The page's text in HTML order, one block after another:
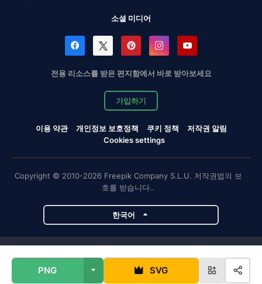
PNG SVG
소셜 미디어
전용 리소스를 받은 편지함에서 바로 받아보세요
가입하기
이용 약관 개인정보 보호정책 쿠키 정책
저작권 알림
Cookies settings
Copyright © 2010-2026 Freepik Company S.L.U. 저작권법의 보
호를 받습니다..
한국어